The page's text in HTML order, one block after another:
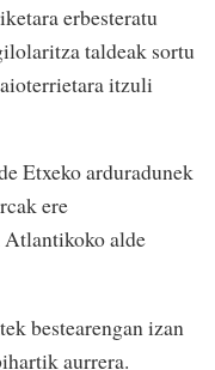
erbesteratu
taldeak sortu
itzuli
Etxeko arduradunek
ere
alde
bestearengan izan
aurrera.